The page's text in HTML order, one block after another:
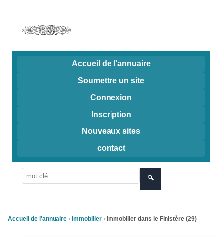
Accueil de l'annuaire
Soumettre un site
Connexion
Inscription
Nouveaux sites
contact
🔍
Accueil de l'annuaire Immobilier Immobilier dans le Finistère (29)